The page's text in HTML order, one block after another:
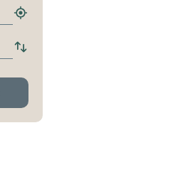
Hitta
hållplats
Byt
och